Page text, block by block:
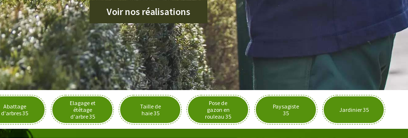
Voir nos réalisations
Abattage
d'arbres 35
Elagage et
étêtage
d'arbre 35
Taille de
haie 35
Pose de
gazon en
rouleau 35
Paysagiste
35
Jardinier 35